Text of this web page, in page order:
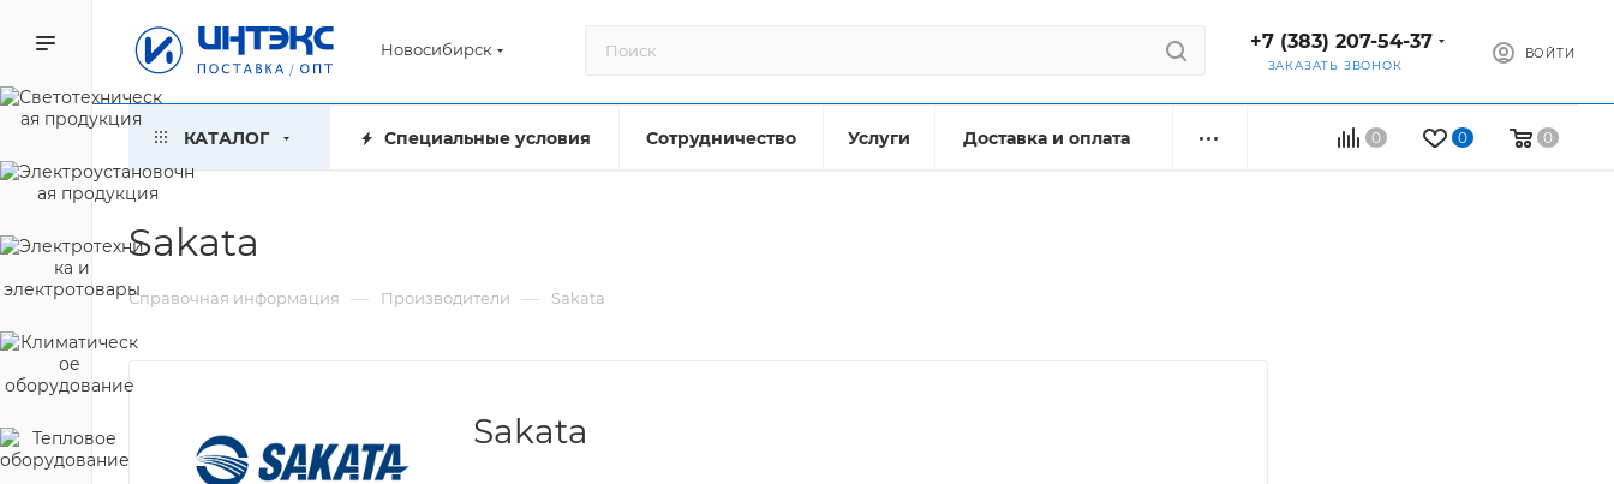
Новосибирск +7 (383) 207-54-37
ЗАКАЗАТЬ ЗВОНОК
ВОЙТИ
0 0 0
КАТАЛОГ Специальные условия Сотрудничество Услуги Доставка и оплата
Sakata
Справочная информация — Производители — Sakata
Sakata